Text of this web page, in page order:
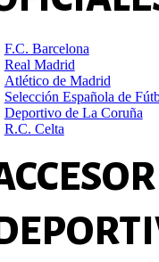
F.C. Barcelona
Real Madrid
Atlético de Madrid
Selección Española de
Deportivo de La Coruña
R.C. Celta